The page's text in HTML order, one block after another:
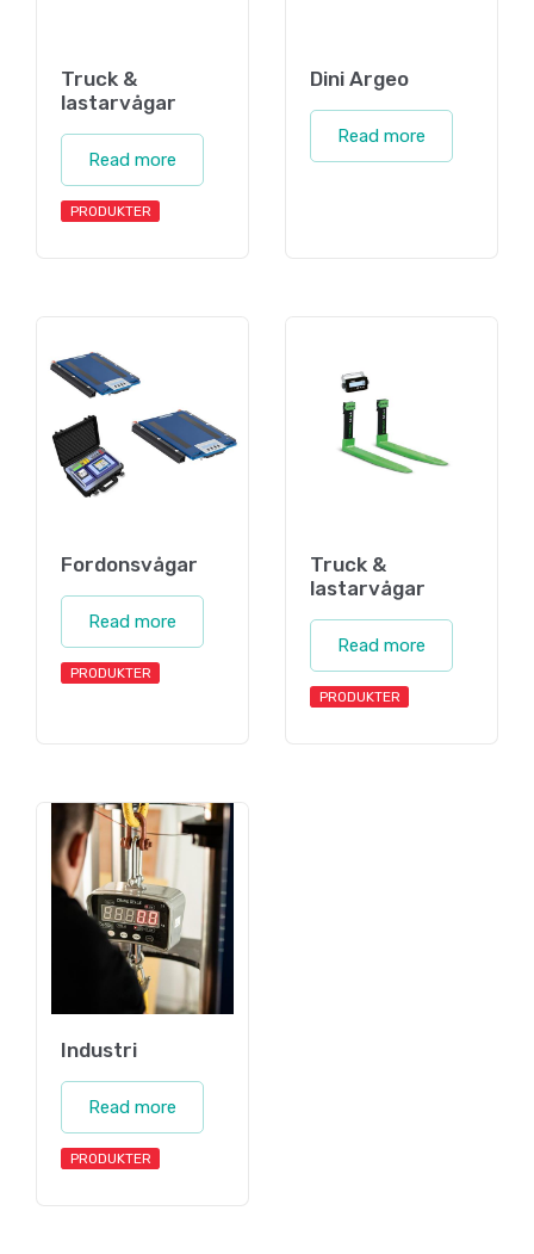
Truck &
lastarvågar
Read more
PRODUKTER
Dini Argeo
Read more
Fordonsvågar
Read more
PRODUKTER
Truck &
lastarvågar
Read more
PRODUKTER
Industri
Read more
PRODUKTER